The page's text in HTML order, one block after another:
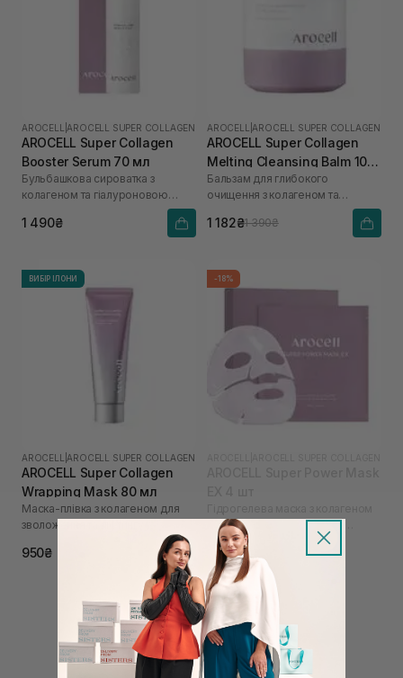
AROCELL AROCELL SUPER COLLAGEN
AROCELL Super Collagen
Booster Serum 70 мл
Бульбашкова сироватка з
колагеном та гіалуроновою
1 490₴
AROCELL AROCELL SUPER COLLAGEN
AROCELL Super Collagen
Melting Cleansing Balm 100
г
Бальзам для глибокого
очищення з колагеном та
1 182₴1 390₴
ВИБІР ІЛОНИ
AROCELL AROCELL SUPER COLLAGEN
AROCELL Super Collagen
Wrapping Mask 80 мл
Маска-плівка з колагеном для
зволоження та ліфтингу
950₴
-18%
та 10 видами гіалуронової
кислоти
1 025₴1 250₴